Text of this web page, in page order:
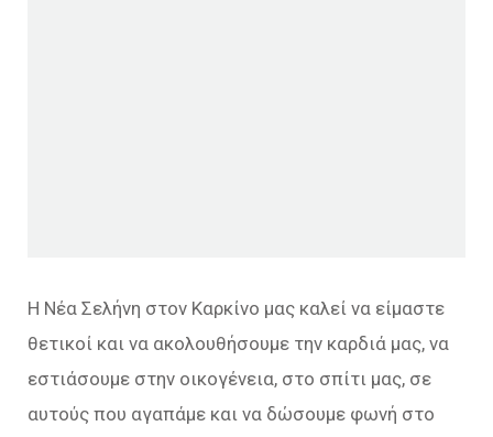
Η Νέα Σελήνη στον Καρκίνο μας καλεί να είμαστε
θετικοί και να ακολουθήσουμε την καρδιά μας, να
εστιάσουμε στην οικογένεια, στο σπίτι μας, σε
αυτούς που αγαπάμε και να δώσουμε φωνή στο